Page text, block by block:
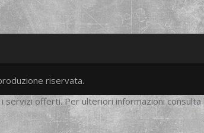
twittergoogleplus
facebook
riservata.
offerti. Per ulteriori informazioni consulta